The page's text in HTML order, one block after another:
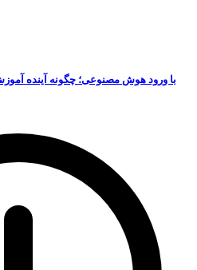
با ورود هوش مصنوعی؛ چگونه آینده